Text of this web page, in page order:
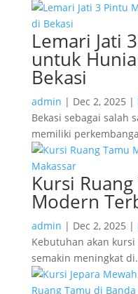
Lemari Jati
untuk
Bekasi
admin | Dec 2, 2025 |
Bekasi sebagai salah
memiliki
Kursi
Modern
admin | Dec 2, 2025 |
Kebutuhan akan
semakin meningkat